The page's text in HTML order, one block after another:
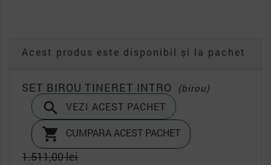
Acest produs este disponibil și la pachet
SET BIROU TINERET INTRO (birou)
 VEZI ACEST PACHET
 CUMPARA ACEST PACHET
1.511,00 lei